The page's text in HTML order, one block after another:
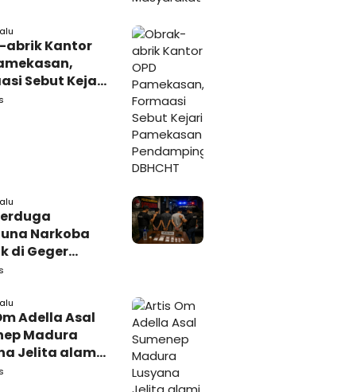
abrik Kantor
Sebut Kejari
Narkoba
di Geger
Polisi
Bukti
Adella Asal
Madura
Jelita alami
di